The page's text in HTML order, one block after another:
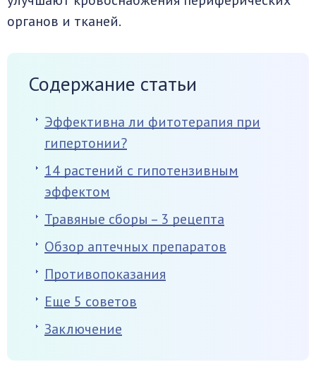
органов и тканей.
Содержание статьи
Эффективна ли фитотерапия при
гипертонии?
14 растений с гипотензивным
эффектом
Травяные сборы – 3 рецепта
Обзор аптечных препаратов
Противопоказания
Еще 5 советов
Заключение